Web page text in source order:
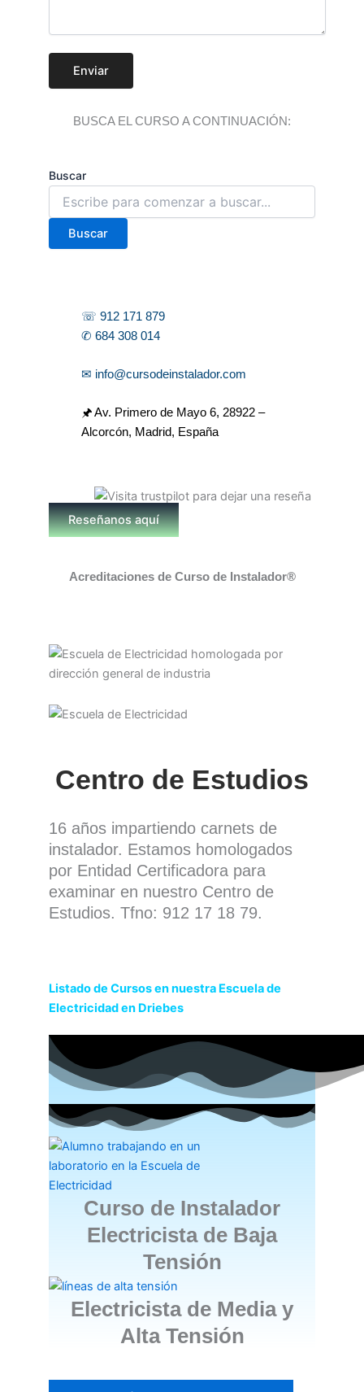
Enviar
BUSCA EL CURSO A CONTINUACIÓN:
Buscar
Buscar
☏ 912 171 879
✆ 684 308 014
✉ info@cursodeinstalador.com
🖈 Av. Primero de Mayo 6, 28922 –
Alcorcón, Madrid, España
Reseñanos aquí
Acreditaciones de Curso de Instalador®
Centro de Estudios
16 años impartiendo carnets de
instalador. Estamos homologados
por Entidad Certificadora para
examinar en nuestro Centro de
Estudios. Tfno: 912 17 18 79.
Listado de Cursos en nuestra Escuela de
Electricidad en Driebes
Curso de Instalador
Electricista de Baja
Tensión
Electricista de Media y
Alta Tensión